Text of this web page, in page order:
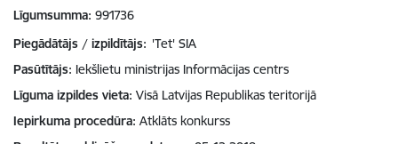
Līgumsumma 991736
Piegādātājs / izpildītājs: 'Tet' SIA
Pasūtītājs Iekšlietu ministrijas Informācijas centrs
Līguma izpildes vieta Visā Latvijas Republikas teritorijā
Iepirkuma procedūra Atklāts konkurss